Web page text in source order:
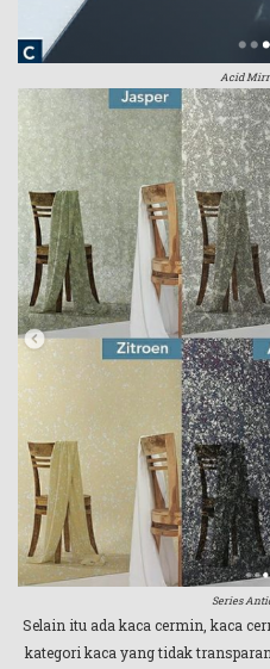
Acid
Series
Selain itu ada kaca cermin, kaca
kategori kaca yang tidak